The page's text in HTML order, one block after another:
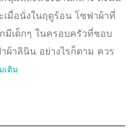
มื่อนั่งในฤดูร้อน โซฟาผ้าที่
เด็กๆ ในครอบครัวที่ชอบ
าลินิน อย่างไรก็ตาม ควร
เติม